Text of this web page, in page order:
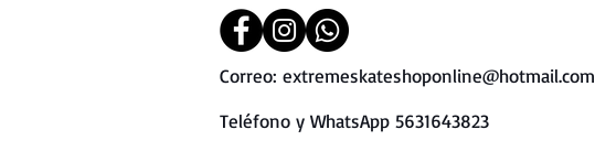
Correo: extremeskateshoponline@hotmail.com
Teléfono y WhatsApp 5631643823